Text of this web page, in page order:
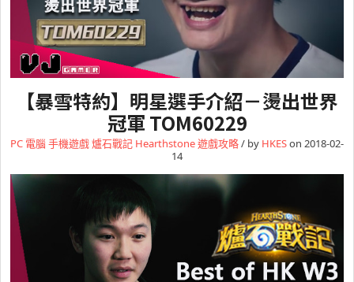
【暴雪特約】明星選手介紹－燙出世界
冠軍 TOM60229
PC 電腦手機遊戲爐石戰記 Hearthstone遊戲攻略/ by HKESon 2018-02-
14